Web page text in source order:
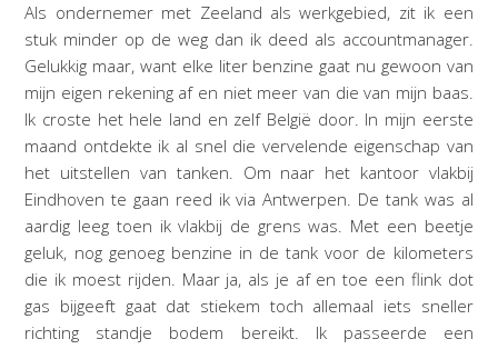
Als ondernemer met Zeeland als werkgebied, zit ik een
stuk minder op de weg dan ik deed als accountmanager.
Gelukkig maar, want elke liter benzine gaat nu gewoon van
mijn eigen rekening af en niet meer van die van mijn baas.
Ik croste het hele land en zelf België door. In mijn eerste
maand ontdekte ik al snel die vervelende eigenschap van
het uitstellen van tanken. Om naar het kantoor vlakbij
Eindhoven te gaan reed ik via Antwerpen. De tank was al
aardig leeg toen ik vlakbij de grens was. Met een beetje
geluk, nog genoeg benzine in de tank voor de kilometers
die ik moest rijden. Maar ja, als je af en toe een flink dot
gas bijgeeft gaat dat stiekem toch allemaal iets sneller
richting standje bodem bereikt. Ik passeerde een